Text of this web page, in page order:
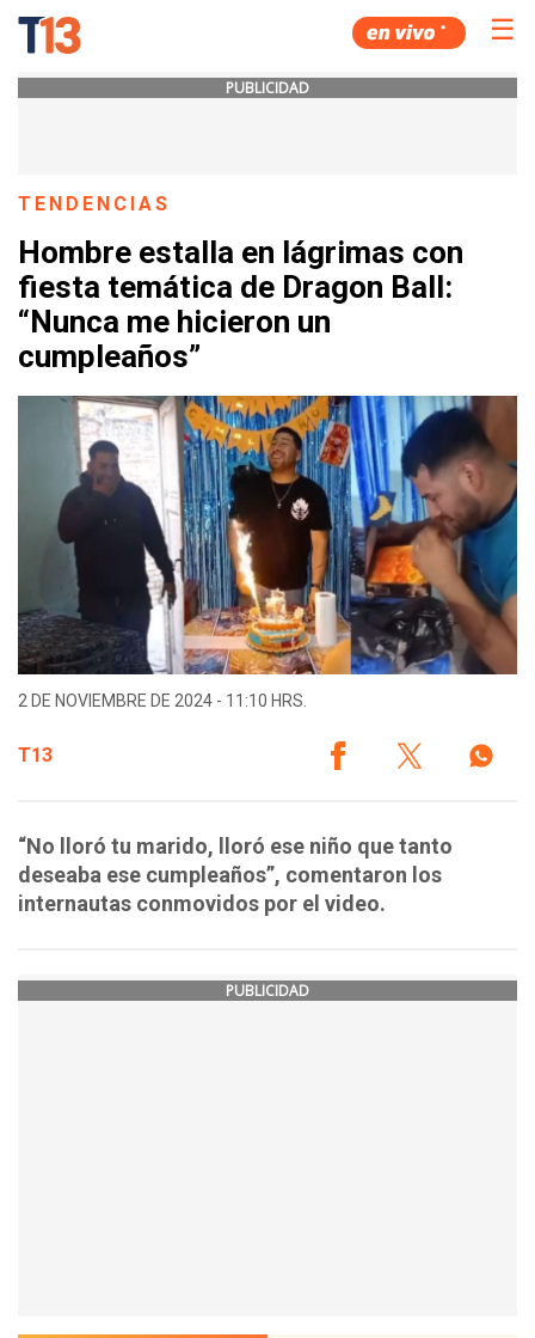
☰
PUBLICIDAD
TENDENCIAS
Hombre estalla en lágrimas con
fiesta temática de Dragon Ball:
“Nunca me hicieron un
cumpleaños”
2 DE NOVIEMBRE DE 2024 - 11:10 HRS.
T13
“No lloró tu marido, lloró ese niño que tanto
deseaba ese cumpleaños”, comentaron los
internautas conmovidos por el video.
PUBLICIDAD